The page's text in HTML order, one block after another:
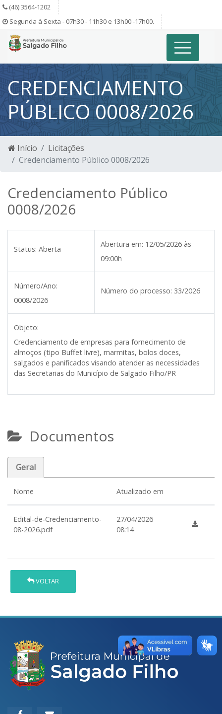
(46) 3564-1202
Segunda à Sexta - 07h30 - 11h30 e 13h00 -17h00.
CREDENCIAMENTO
PÚBLICO 0008/2026
Início
Licitações
Credenciamento Público 0008/2026
Credenciamento Público
0008/2026
Status: Aberta
Abertura em: 12/05/2026 às
09:00h
Número/Ano:
0008/2026
Número do processo: 33/2026
Objeto:
Credenciamento de empresas para fornecimento de
almoços (tipo Buffet livre), marmitas, bolos doces,
salgados e panificados visando atender as necessidades
das Secretarias do Município de Salgado Filho/PR
Documentos
Geral
Nome Atualizado em
Edital-de-Credenciamento-
08-2026.pdf
27/04/2026
08:14
VOLTAR